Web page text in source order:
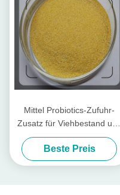
Mittel Probiotics-Zufuhr-
Zusatz für Viehbestand und
Geflügel
Beste Preis